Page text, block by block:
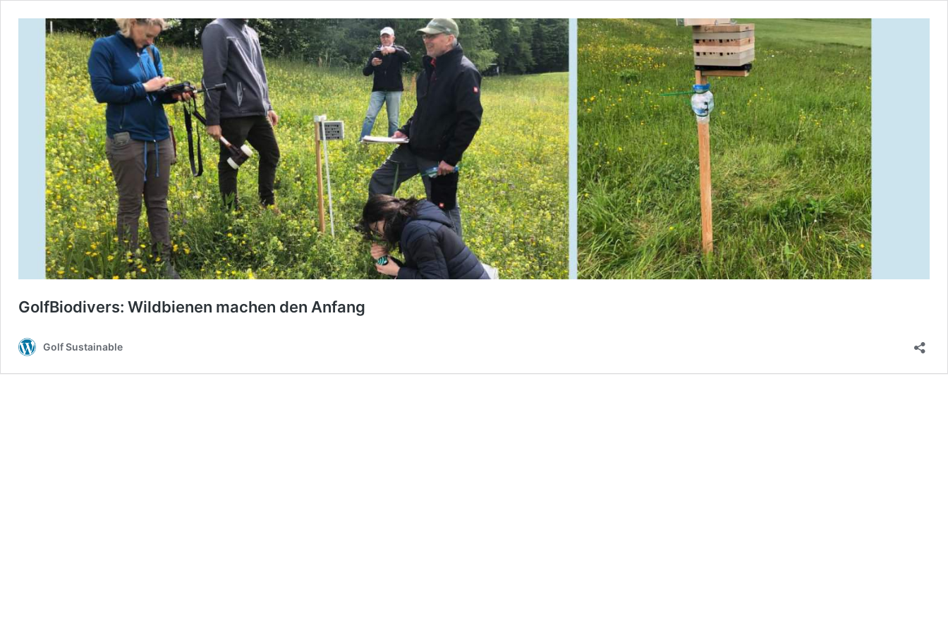
GolfBiodivers: Wildbienen machen den Anfang
Golf Sustainable